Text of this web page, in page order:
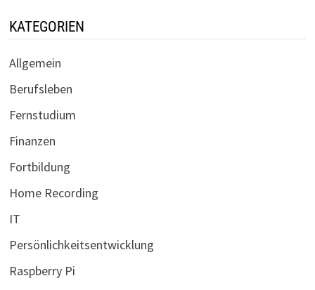
KATEGORIEN
Allgemein
Berufsleben
Fernstudium
Finanzen
Fortbildung
Home Recording
IT
Persönlichkeitsentwicklung
Raspberry Pi